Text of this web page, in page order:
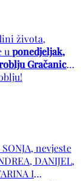
života,
uponedjeljak,
Gračanica.
nevjeste
DANIJEL,
I